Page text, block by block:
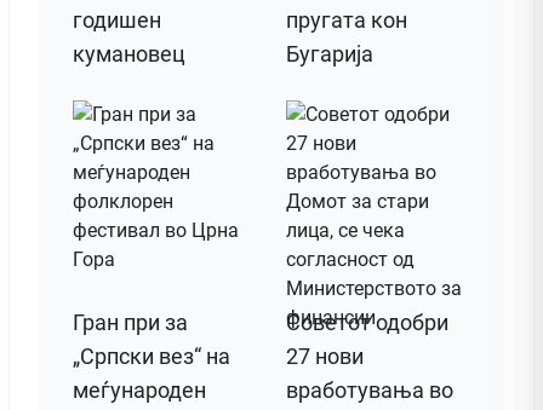
годишен
кумановец
пругата кон
Бугарија
Гран при за
„Српски вез“ на
меѓународен
Советот одобри
27 нови
вработувања во